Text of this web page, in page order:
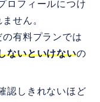
ロフィールにつけ
せん。
有料プランでは
ないといけないの
認しきれないほど